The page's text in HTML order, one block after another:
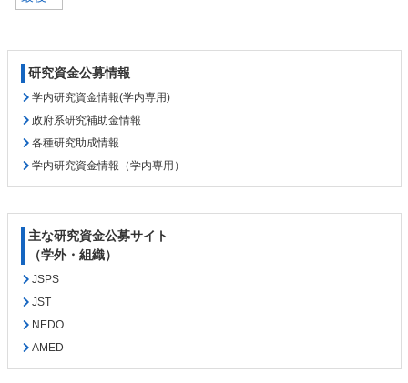
頭
へ
研究資金公募情報
学内研究資金情報(学内専用)
政府系研究補助金情報
各種研究助成情報
学内研究資金情報（学内専用）
主な研究資金公募サイト
（学外・組織）
JSPS
JST
NEDO
AMED